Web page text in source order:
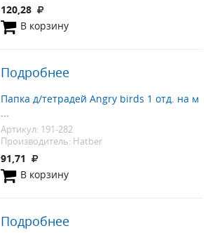
120,28
В корзину
Подробнее
Папка д/тетрадей Angry birds 1 отд. на м
...
Артикул: 191-282
Производитель: Hatber
91,71
В корзину
Подробнее